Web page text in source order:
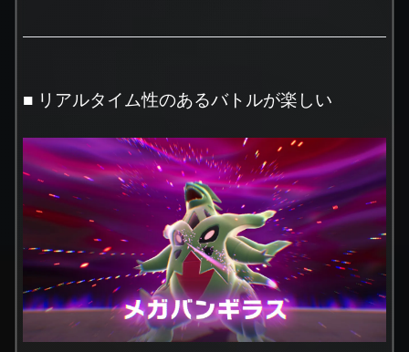
■ リアルタイム性のあるバトルが楽しい